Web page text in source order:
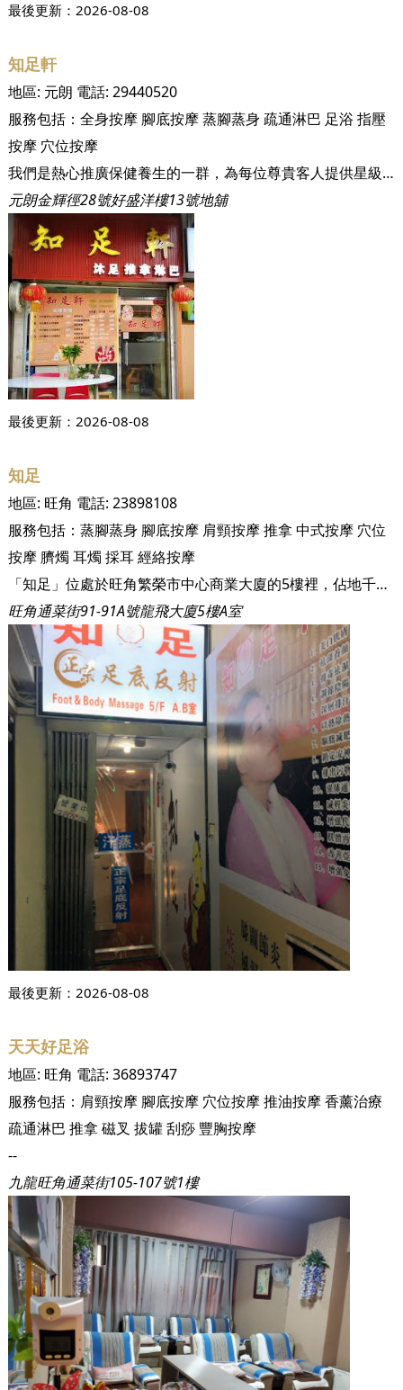
最後更新： 2026-08-08
知足軒
地區: 元朗 電話: 29440520
服務包括： 全身按摩腳底按摩蒸腳蒸身疏通淋巴 足浴 指壓
按摩 穴位按摩
我們是熱心推廣保健養生的一群，為每位尊貴客人提供星級的服務
元朗金輝徑28號好盛洋樓13號地舖
最後更新： 2026-08-08
知足
地區: 旺角 電話: 23898108
服務包括： 蒸腳蒸身腳底按摩肩頸按摩推拿中式按摩 穴位
按摩臍燭 耳燭 採耳經絡按摩
「知足」位處於旺角繁榮市中心商業大廈的5樓裡，佔地千餘呎，有5間獨立的房間，十多張按摩椅，既享交通便利的好處，又得享舒適寧靜的環境，是舒緩身心疲勞的好去處。 本店開業多年，憑著專業的技術，價廉物美的服務，一直深受本地及海外不同國籍旅客的歡迎。為令顧客帶來更舒適的服務，本店所有技師均考獲不同的專業按摩資格，本店更是香港唯一擁有國際反射治療學會認可資格的按摩店，店主楊生更學師於會長陳鶴友博士，專業資格不容忽視，定能為你提供最優質的服務。
旺角通菜街91-91A號龍飛大廈5樓A室
最後更新： 2026-08-08
天天好足浴
地區: 旺角 電話: 36893747
服務包括： 肩頸按摩 腳底按摩 穴位按摩推油按摩香薰治療
疏通淋巴 推拿磁叉 拔罐刮痧 豐胸按摩
--
九龍旺角通菜街105-107號1樓